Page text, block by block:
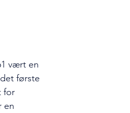
vært en
første
for
en